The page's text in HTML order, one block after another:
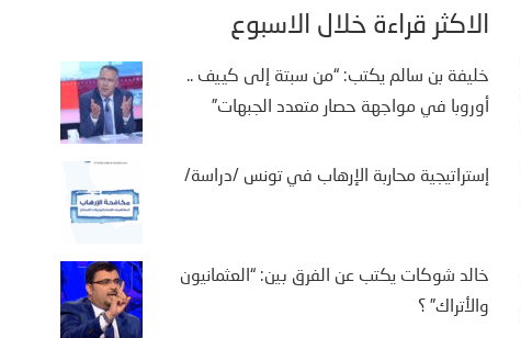
الأكثر قراءة خلال الأسبوع
خليفة بن سالم يكتب: “من سبتة إلى كييف ..
أوروبا في مواجهة حصار متعدد الجبهات”
إستراتيجية محاربة الإرهاب في تونس /دراسة/
خالد شوكات يكتب عن الفرق بين: “العثمانيون
والأتراك” ؟